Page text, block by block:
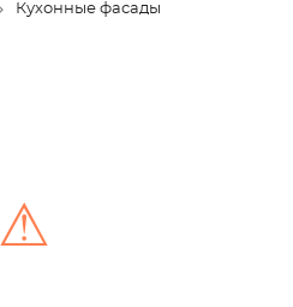
Кухонные фасады
⚠